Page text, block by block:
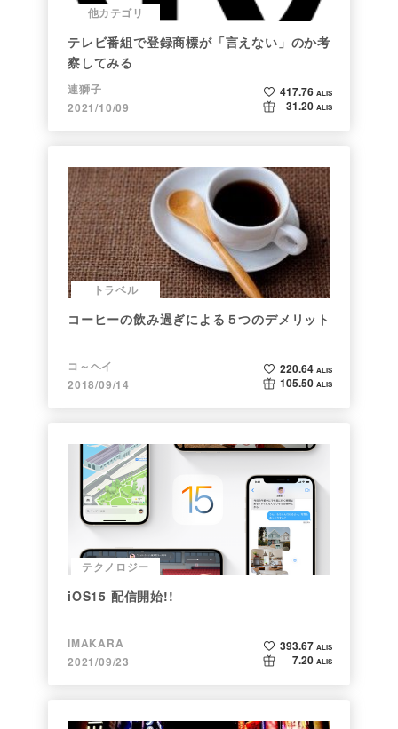
他カテゴリ
テレビ番組で登録商標が「言えない」のか考
察してみる
連獅子
2021/10/09
417.76 ALIS
31.20 ALIS
トラベル
コーヒーの飲み過ぎによる５つのデメリット
コ～ヘイ
2018/09/14
220.64 ALIS
105.50 ALIS
テクノロジー
iOS15 配信開始!!
IMAKARA
2021/09/23
393.67 ALIS
7.20 ALIS